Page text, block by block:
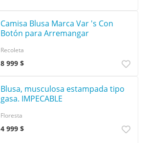
Camisa Blusa Marca Var 's Con
Botón para Arremangar
8 999 $
Recoleta
Blusa, musculosa estampada tipo
gasa. IMPECABLE
4 999 $
Floresta